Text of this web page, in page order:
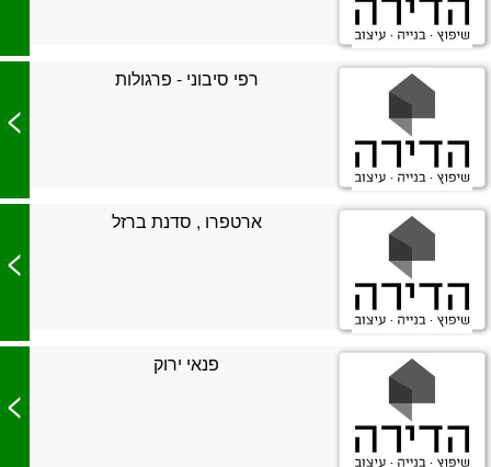
רפי סיבוני - פרגולות
>
ארטפרו , סדנת ברזל
>
פנאי ירוק
>